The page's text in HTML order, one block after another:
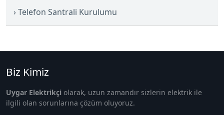
Telefon Santrali Kurulumu
Biz Kimiz
Uygar Elektrikçi olarak, uzun zamandır sizlerin elektrik ile
ilgili olan sorunlarına çözüm oluyoruz.